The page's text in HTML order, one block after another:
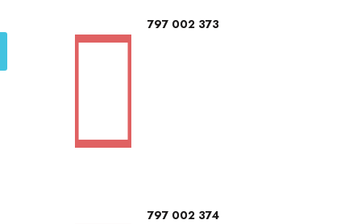
797 002 373
797 002 374